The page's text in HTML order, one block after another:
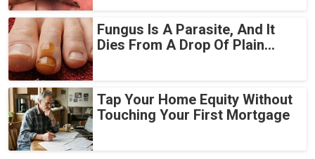
Fungus Is A Parasite, And It
Dies From A Drop Of Plain...
Tap Your Home Equity Without
Touching Your First Mortgage